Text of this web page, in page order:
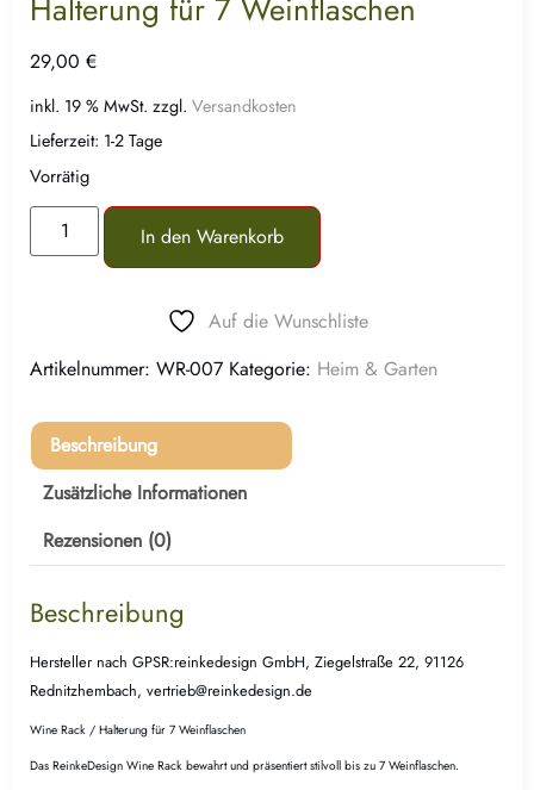
Halterung für 7 Weinflaschen
29,00 €
inkl. 19 % MwSt. zzgl. Versandkosten
Lieferzeit: 1-2 Tage
Vorrätig
In den Warenkorb
Auf die Wunschliste
Artikelnummer: WR-007 Kategorie: Heim & Garten
Beschreibung
Zusätzliche Informationen
Rezensionen (0)
Beschreibung
Hersteller nach GPSR:reinkedesign GmbH, Ziegelstraße 22, 91126
Rednitzhembach, vertrieb@reinkedesign.de
Wine Rack / Halterung für 7 Weinflaschen
Das ReinkeDesign Wine Rack bewahrt und präsentiert stilvoll bis zu 7 Weinflaschen.